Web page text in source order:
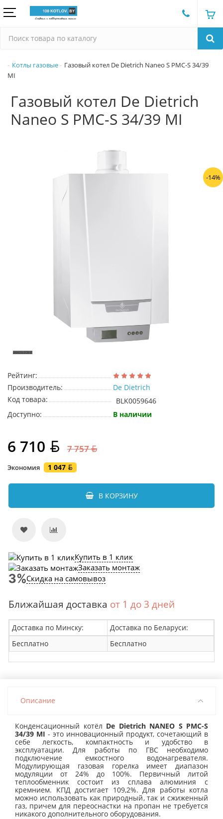
Котлы газовые
Газовый котел De Dietrich Naneo S PMC-S 34/39
MI
Газовый котел De Dietrich
Naneo S PMC-S 34/39 MI
-14%
Рейтинг:
Производитель:
De Dietrich
Код товара:
BLK0059646
Доступно:
В наличии
6 710 7 757
Экономия 1 047
В КОРЗИНУ
Купить в 1 клик
Заказать монтаж
Скидка на самовывоз
Ближайшая доставка от 1 до 3 дней
Доставка по Минску:
Доставка по Беларуси:
Бесплатно
Бесплатно
Описание
Конденсационный котёл De Dietrich NANEO S PMC-S
34/39 MI - это инновационный продукт, сочетающий в
себе легкость, компактность и удобство в
эксплуатации. Для работы по ГВС необходимо
подключение емкостного водонагревателя.
Модулирующая газовая горелка имеет диапазон
модуляции от 24% до 100%. Первичный литой
теплообменник состоит из сплава алюминия с
кремнием. КПД достигает 109,2%. Для работы котла
можно использовать как природный, так и сжиженный
газ, причем для переоснастки на пропан не требуется
никакого дополнительного оборудования.